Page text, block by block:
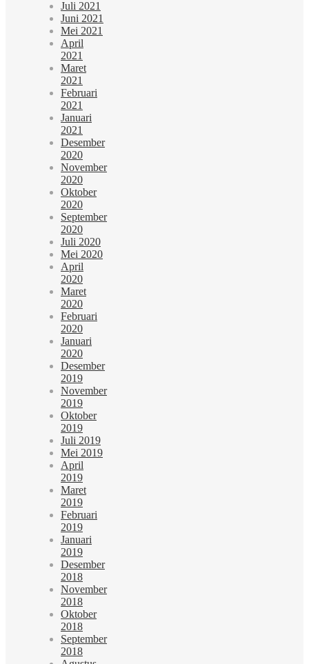
Juli 2021
Juni 2021
Mei 2021
April
2021
Maret
2021
Februari
2021
Januari
2021
Desember
2020
November
2020
Oktober
2020
September
2020
Juli 2020
Mei 2020
April
2020
Maret
2020
Februari
2020
Januari
2020
Desember
2019
November
2019
Oktober
2019
Juli 2019
Mei 2019
April
2019
Maret
2019
Februari
2019
Januari
2019
Desember
2018
November
2018
Oktober
2018
September
2018